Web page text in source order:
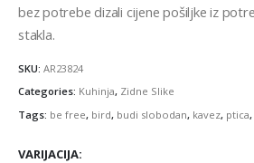
bez potrebe dizali cijene pošiljke iz
stakla.
SKU: AR23824
Categories: Kuhinja, Zidne Slike
Tags: be free, bird, budi slobodan, kavez, ptica,
VARIJACIJA